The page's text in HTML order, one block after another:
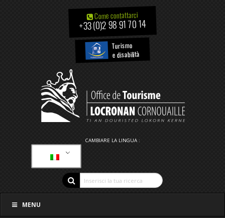
Come contattarci
+33 (0)2 98 91 70 14
Turismo
e disabilità
CAMBIARE LA LINGUA :
MENU